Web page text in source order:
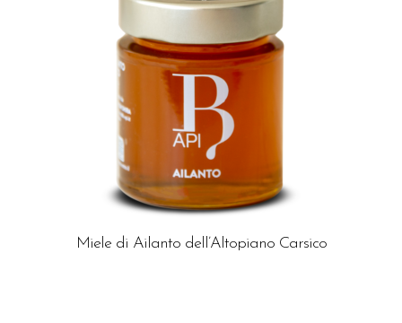
Miele di Ailanto dell’Altopiano Carsico